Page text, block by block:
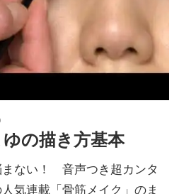
の描き方基本
まない！ 音声つき超カンタ
気連載「骨筋メイク」のま